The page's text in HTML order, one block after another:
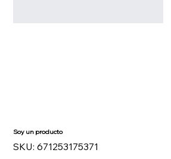
Soy un producto
SKU:
SKU
671253175371
671253175371